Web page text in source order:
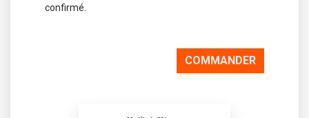
confirmé.
COMMANDER